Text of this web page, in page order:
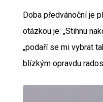
Doba předvánoční je
otázkou je: „Stihnu
„podaří se mi vybrat
blízkým opravdu